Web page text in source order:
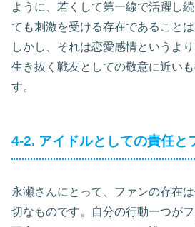
ように、若くして第一線で活躍し
ても刺激を受ける存在であること
しかし、それは恋愛感情というよ
生き抜く戦友としての敬意に近い
す。
4-2. アイドルとしての責任と
永瀬さんにとって、ファンの存在
切なものです。自分の行動一つが